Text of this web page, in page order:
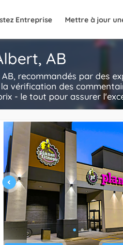
Entreprise Mettre à jour
AB
recommandés par des
vérification des
- le tout pour assurer